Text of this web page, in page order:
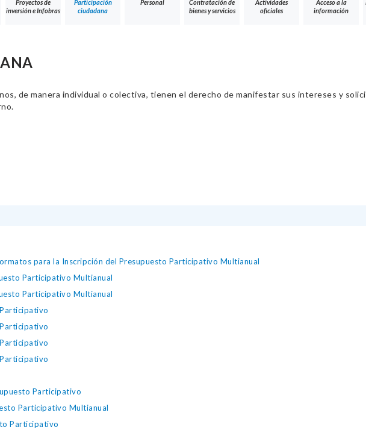
Proyectos de
inversión e Infobras
Participación
ciudadana
Personal
Contratación de
bienes y servicios
Actividades
oficiales
Acceso a la
información
de manera individual o colectiva, tienen el derecho de manifestar sus intereses y
para la Inscripción del Presupuesto Participativo Multianual
Participativo Multianual
Participativo Multianual
Participativo
Participativo Multianual
Participativo